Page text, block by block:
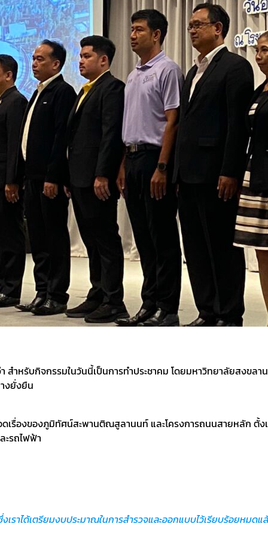
หรับกิจกรรมในวันนี้เป็นการทำประชาคม โดยมหาวิทยาลัยสงขลา
งยั่งยืน
เรื่องของภูมิทัศน์สะพานติณสูลานนท์ และโครงการถนนสายหลัก ตั้
รถไฟฟ้า
ราได้เตรียมงบประมาณในการสำรวจและออกแบบไว้เรียบร้อยหม